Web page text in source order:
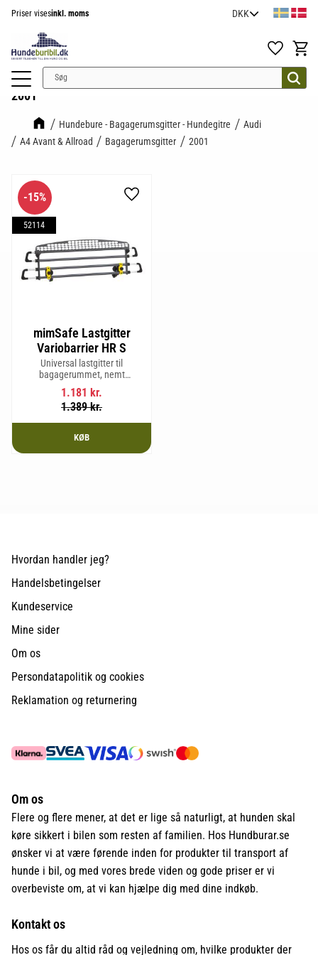
Priser visesinkl. moms
Favoritter
2001
Hundebure - Bagagerumsgitter - Hundegitre
Audi
A4 Avant & Allroad
Bagagerumsgitter 2001
mimSafe Lastgitter
Variobarrier HR S
Universal lastgitter til
bagagerummet, nemt
justerbart for at passe bilens
form og sikre en tryg og sikker
rejse med kæledyr eller last.
1.181 kr.
1.389kr.
15%
52114
Gem som favorit
KØB
Hvordan handler jeg?
Handelsbetingelser
Kundeservice
Mine sider
Om os
Persondatapolitik og cookies
Reklamation og returnering
Om os
Flere og flere mener, at det er lige så naturligt, at hunden skal
køre sikkert i bilen som resten af familien. Hos Hundburar.se
ønsker vi at være førende inden for produkter til transport af
hunde i bil, og med vores brede viden og gode priser er vi
overbeviste om, at vi kan hjælpe dig med dine indkøb.
Kontakt os
Hos os får du altid råd og vejledning om, hvilke produkter der